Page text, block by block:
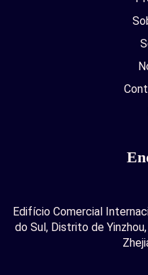
Edifício Comercial
do Sul, Distrito de